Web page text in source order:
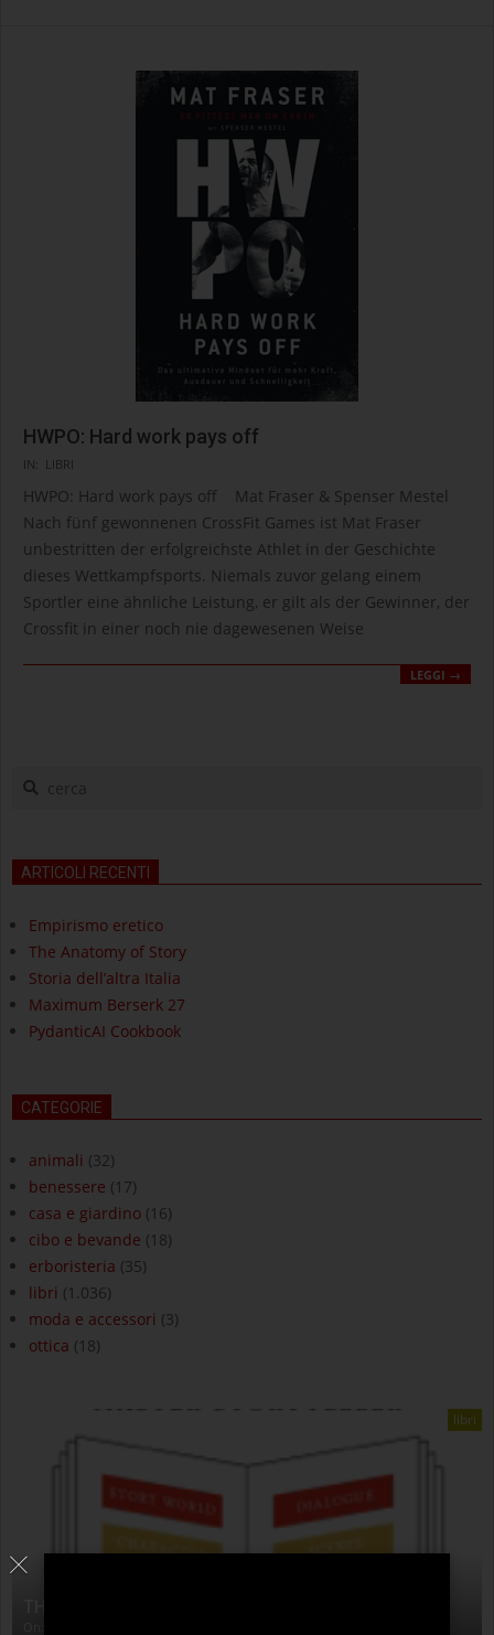
HWPO: Hard work pays off
2021-
11-
04
IN: LIBRI
HWPO: Hard work pays off Mat Fraser & Spenser Mestel
Nach fünf gewonnenen CrossFit Games ist Mat Fraser
unbestritten der erfolgreichste Athlet in der Geschichte
dieses Wettkampfsports. Niemals zuvor gelang einem
Sportler eine ähnliche Leistung, er gilt als der Gewinner, der
Crossfit in einer noch nie dagewesenen Weise
LEGGI →
cerca
ARTICOLI RECENTI
Empirismo eretico
The Anatomy of Story
Storia dell’altra Italia
Maximum Berserk 27
PydanticAI Cookbook
CATEGORIE
animali (32)
benessere (17)
casa e giardino (16)
cibo e bevande (18)
erboristeria (35)
libri (1.036)
moda e accessori (3)
ottica (18)
libri